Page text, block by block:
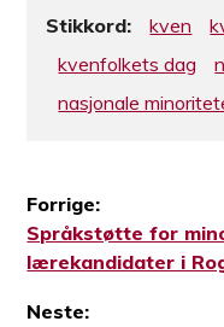
Stikkord: kven
kvenfolkets dag
nasjonale
Forrige:
Forrige
innlegg:
Språkstøtte for
lærekandidater i
Neste: